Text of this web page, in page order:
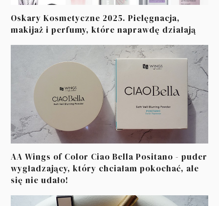
Oskary Kosmetyczne 2025. Pielęgnacja,
makijaż i perfumy, które naprawdę działają
AA Wings of Color Ciao Bella Positano - puder
wygładzający, który chciałam pokochać, ale
się nie udało!